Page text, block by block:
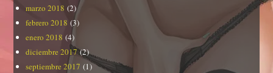
marzo 2018 (2)
febrero 2018 (3)
enero 2018 (4)
diciembre 2017(2)
septiembre 2017 (1)